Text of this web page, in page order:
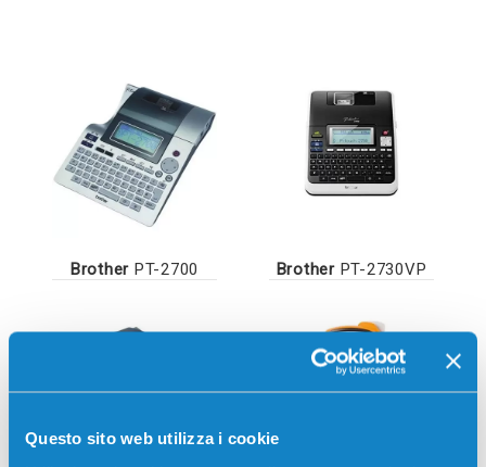
Questo sito web utilizza i cookie
Brother PT-2700 BrotherPT-2730VP